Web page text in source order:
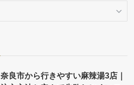
奈良市から行きやすい麻辣湯3店｜